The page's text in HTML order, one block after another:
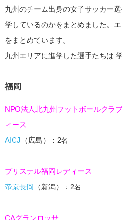
九州のチーム出身の女子サッカー
学しているのかをまとめました。
をまとめています。
九州エリアに進学した選手たちは
福岡
NPO法人北九州フットボールクラ
ィース
AICJ （広島）：2名
ブリステル福岡レディース
帝京長岡 （新潟）：2名
CAグランロッサ